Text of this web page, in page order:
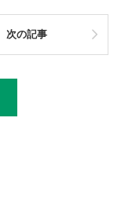
次の記事